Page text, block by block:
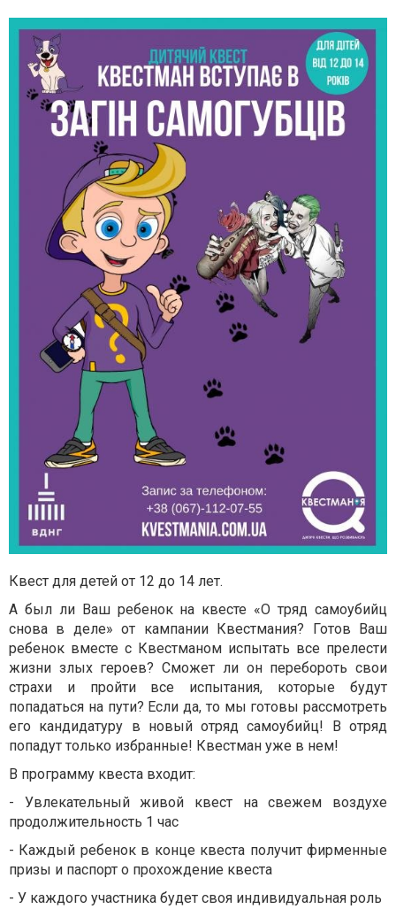
Квест для детей от 12 до 14 лет.
А был ли Ваш ребенок на квесте «О тряд самоубийц
снова в деле» от кампании Квестмания? Готов Ваш
ребенок вместе с Квестманом испытать все прелести
жизни злых героев? Сможет ли он перебороть свои
страхи и пройти все испытания, которые будут
попадаться на пути? Если да, то мы готовы рассмотреть
его кандидатуру в новый отряд самоубийц! В отряд
попадут только избранные! Квестман уже в нем!
В программу квеста входит:
- Увлекательный живой квест на свежем воздухе
продолжительность 1 час
- Каждый ребенок в конце квеста получит фирменные
призы и паспорт о прохождение квеста
- У каждого участника будет своя индивидуальная роль